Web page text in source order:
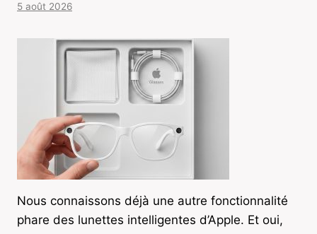
5 août 2026
Nous connaissons déjà une autre fonctionnalité
phare des lunettes intelligentes d’Apple. Et oui,